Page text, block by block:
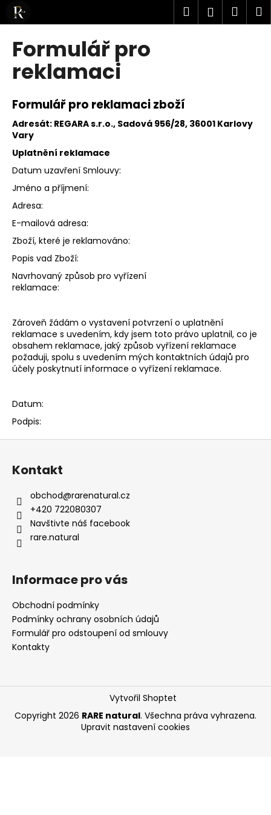
Přejít
obsah
Hledat
Formulář pro
reklamaci
Formulář pro reklamaci zboží
Adresát: REGARA s.r.o., Sadová 956/28, 36001 Karlovy
Vary
Uplatnění reklamace
Datum uzavření Smlouvy:
Jméno a příjmení:
Adresa:
E-mailová adresa:
Zboží, které je reklamováno:
Popis vad Zboží:
Navrhovaný způsob pro vyřízení
reklamace:
Zároveň žádám o vystavení potvrzení o uplatnění
reklamace s uvedením, kdy jsem toto právo uplatnil, co je
obsahem reklamace, jaký způsob vyřízení reklamace
požaduji, spolu s uvedením mých kontaktních údajů pro
účely poskytnutí informace o vyřízení reklamace.
Datum:
Podpis:
o
C
o
p
o
t
ř
e
b
u
j
e
t
e
n
a
í
t
?
D
o
o
r
u
č
j
e
m
e
SVÍČKA
CM
12
CM
Z
Kontakt
obchod@rarenatural.cz
+420 722080307
Navštivte náš facebook
rare.natural
Informace pro vás
Obchodní podmínky
Podmínky ochrany osobních údajů
Formulář pro odstoupení od smlouvy
Kontakty
Vytvořil Shoptet
Copyright 2026 RARE natural. Všechna práva vyhrazena.
Upravit nastavení cookies